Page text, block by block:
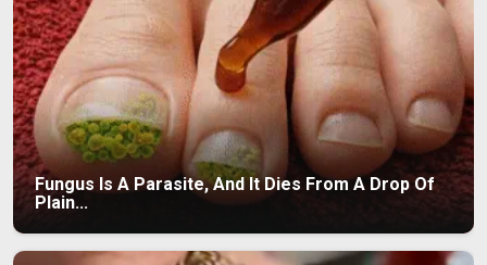
Fungus Is A Parasite, And It Dies From A Drop Of
Plain...